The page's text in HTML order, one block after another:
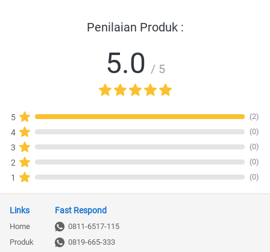
Penilaian Produk :
5.0 / 5
5 (2)
4 (0)
3 (0)
2 (0)
1 (0)
Links
Home
Produk
Fast Respond
0811-6517-115
0819-665-333